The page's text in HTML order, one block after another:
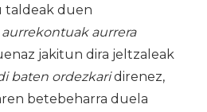
taldeak duen
aurrera
jakitun dira jeltzaleak
baten ordezkaridirenez,
betebeharra duela